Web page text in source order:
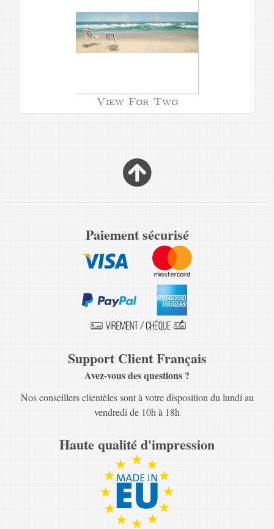
View For Two
Paiement sécurisé
Support Client Français
Avez-vous des questions ?
Nos conseillers clientèles sont à votre disposition du lundi au
vendredi de 10h à 18h
Haute qualité d'impression